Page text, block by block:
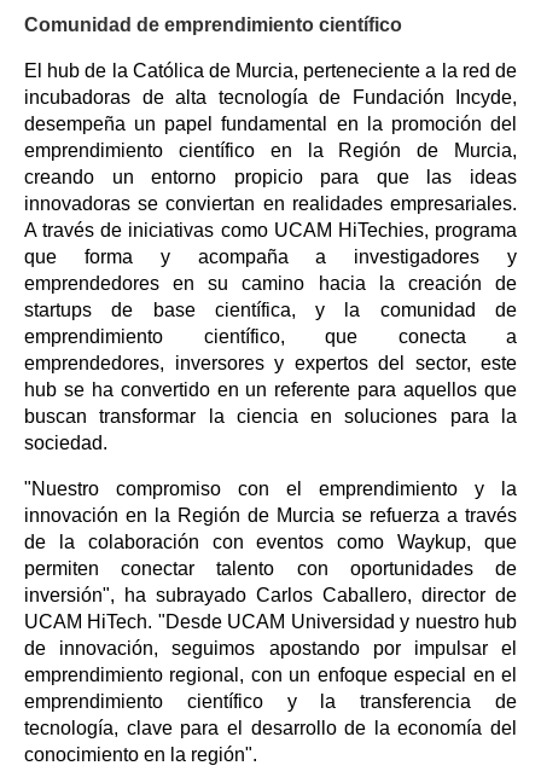
Comunidad de emprendimiento científico
El hub de la Católica de Murcia, perteneciente a la red de
incubadoras de alta tecnología de Fundación Incyde,
desempeña un papel fundamental en la promoción del
emprendimiento científico en la Región de Murcia,
creando un entorno propicio para que las ideas
innovadoras se conviertan en realidades empresariales.
A través de iniciativas como UCAM HiTechies, programa
que forma y acompaña a investigadores y
emprendedores en su camino hacia la creación de
startups de base científica, y la comunidad de
emprendimiento científico, que conecta a
emprendedores, inversores y expertos del sector, este
hub se ha convertido en un referente para aquellos que
buscan transformar la ciencia en soluciones para la
sociedad.
"Nuestro compromiso con el emprendimiento y la
innovación en la Región de Murcia se refuerza a través
de la colaboración con eventos como Waykup, que
permiten conectar talento con oportunidades de
inversión", ha subrayado Carlos Caballero, director de
UCAM HiTech. "Desde UCAM Universidad y nuestro hub
de innovación, seguimos apostando por impulsar el
emprendimiento regional, con un enfoque especial en el
emprendimiento científico y la transferencia de
tecnología, clave para el desarrollo de la economía del
conocimiento en la región".